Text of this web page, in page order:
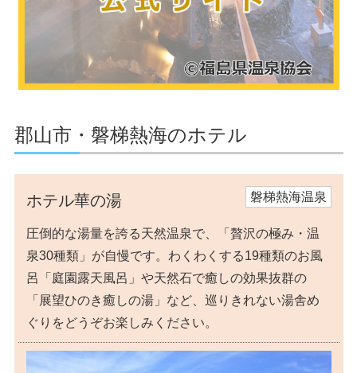
郡山市・磐梯熱海のホテル
ホテル華の湯 磐梯熱海温泉
圧倒的な湯量を誇る天然温泉で、「贅沢の極み・温
泉30種類」が自慢です。わくわくする19種類のお風
呂「庭園露天風呂」や天然石で癒しの効果抜群の
「展望ひのき癒しの湯」など、巡りきれない湯舎め
ぐりをどうぞお楽しみください。